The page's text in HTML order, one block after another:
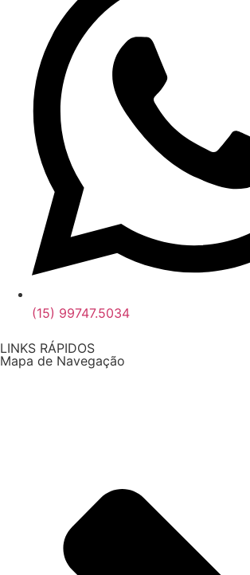
(15) 99747.5034
LINKS RÁPIDOS
Mapa de Navegação